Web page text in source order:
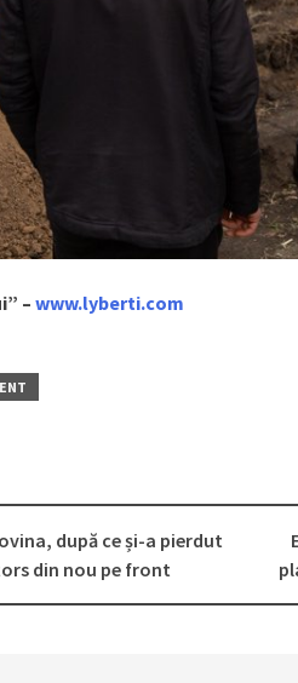
– www.lyberti.com
după ce și-a pierdut
din nou pe front